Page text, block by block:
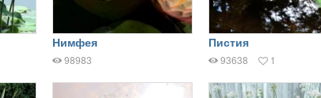
Нимфея
98983
Пистия
93638 1